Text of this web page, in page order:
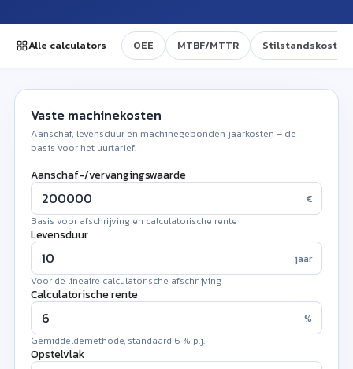
Alle calculators OEE MTBF/MTTR Stilstandskosten
Vaste machinekosten
Aanschaf, levensduur en machinegebonden jaarkosten – de
basis voor het uurtarief.
Aanschaf-/vervangingswaarde
€
Basis voor afschrijving en calculatorische rente
Levensduur
jaar
!
Voor de lineaire calculatorische afschrijving
Calculatorische rente
%
Gemiddeldemethode, standaard 6 % p.j.
Opstelvlak